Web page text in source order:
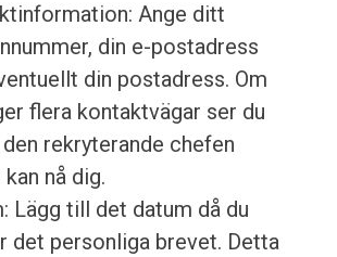
Ange ditt
din e-postadress
din postadress. Om
flera kontaktvägar ser du
rekryterande chefen
nå dig.
Lägg till det datum då du
det personliga brevet. Detta